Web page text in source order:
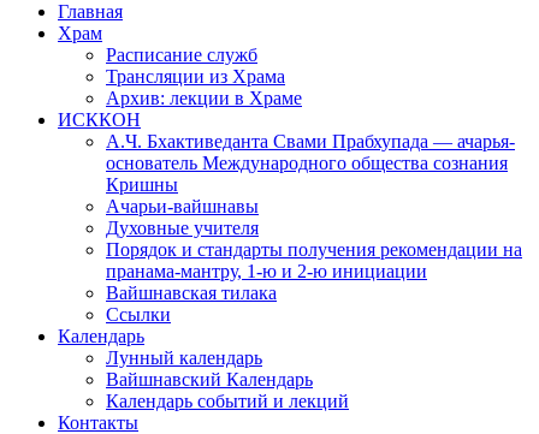
Главная
Храм
Расписание служб
Трансляции из Храма
Архив: лекции в Храме
ИСККОН
А.Ч. Бхактиведанта Свами Прабхупада — ачарья-
основатель Международного общества сознания
Кришны
Ачарьи-вайшнавы
Духовные учителя
Порядок и стандарты получения рекомендации на
пранама-мантру, 1-ю и 2-ю инициации
Вайшнавская тилака
Ссылки
Календарь
Лунный календарь
Вайшнавский Календарь
Календарь событий и лекций
Контакты